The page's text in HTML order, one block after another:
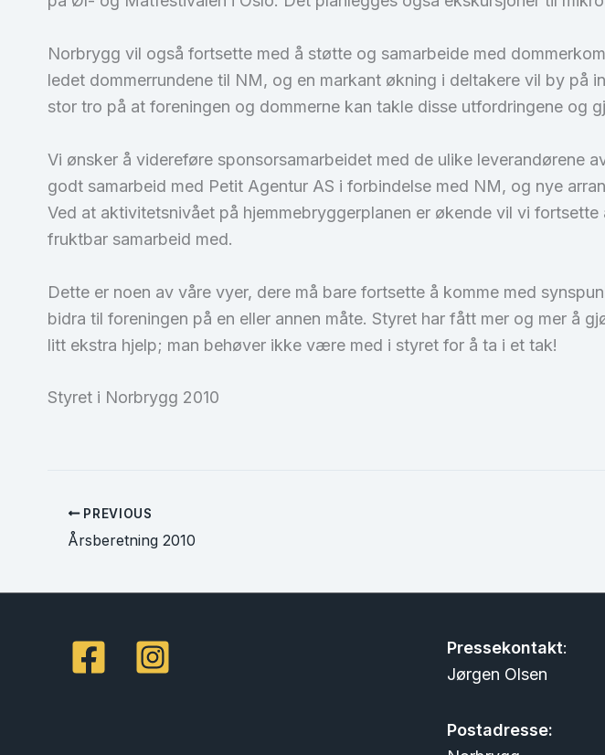
Norbrygg vil også fortsette med å støtte og samarbeide med
ledet dommerrundene til NM, og en markant økning i deltakere vil by
stor tro på at foreningen og dommerne kan takle disse utfordringene og
Vi ønsker å videreføre sponsorsamarbeidet med de ulike leverandørene
godt samarbeid med Petit Agentur AS i forbindelse med NM, og nye
Ved at aktivitetsnivået på hjemmebryggerplanen er økende vil vi
fruktbar samarbeid med.
Dette er noen av våre vyer, dere må bare fortsette å komme med
bidra til foreningen på en eller annen måte. Styret har fått mer og mer å
litt ekstra hjelp; man behøver ikke være med i styret for å ta i et tak!
Styret i Norbrygg 2010
PREVIOUS
Årsberetning 2010
Pressekontakt:
Jørgen Olsen
Postadresse: